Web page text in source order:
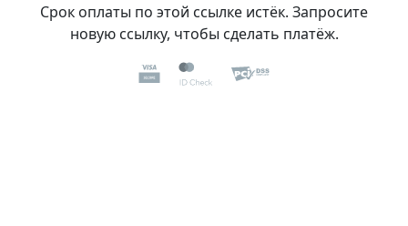
Срок оплаты по этой ссылке истёк. Запросите
новую ссылку, чтобы сделать платёж.